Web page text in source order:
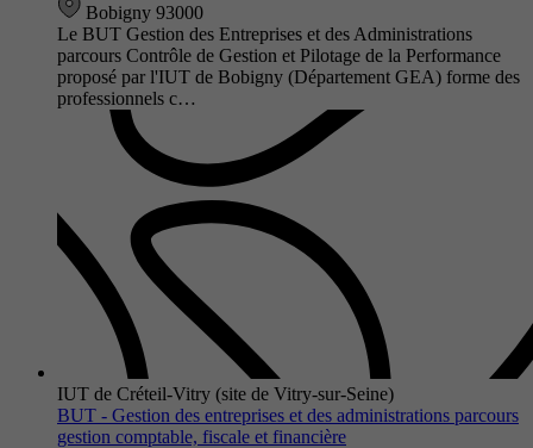
Bobigny 93000
Le BUT Gestion des Entreprises et des Administrations
parcours Contrôle de Gestion et Pilotage de la Performance
proposé par l'IUT de Bobigny (Département GEA) forme des
professionnels c…
IUT de Créteil-Vitry (site de Vitry-sur-Seine)
BUT - Gestion des entreprises et des administrations parcours
gestion comptable, fiscale et financière